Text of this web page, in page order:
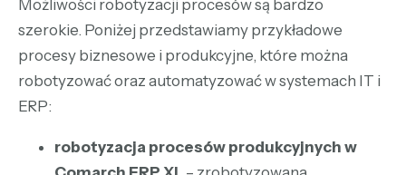
Możliwości robotyzacji procesów są bardzo
szerokie. Poniżej przedstawiamy przykładowe
procesy biznesowe i produkcyjne, które można
robotyzować oraz automatyzować w systemach IT i
ERP:
robotyzacja procesów produkcyjnych w